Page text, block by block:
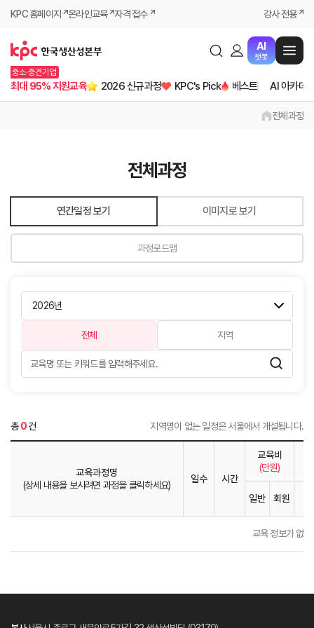
KPC 홈페이지 온라인교육 자격 접수 강사 전용
AI
챗봇
중소·중견기업
최대 95% 지원교육 2026 신규과정 KPC's Pick 베스트 AI 아카데
전체과정
전체과정
연간일정 보기 이미지로 보기
과정로드맵
전체 지역
총0건 지역명이 없는 일정은 서울에서 개설됩니다.
교육과정명
(상세 내용을 보시려면 과정을 클릭하세요)
일수 시간
교육비
(만원)
일반 회원
교육 정보가 없습